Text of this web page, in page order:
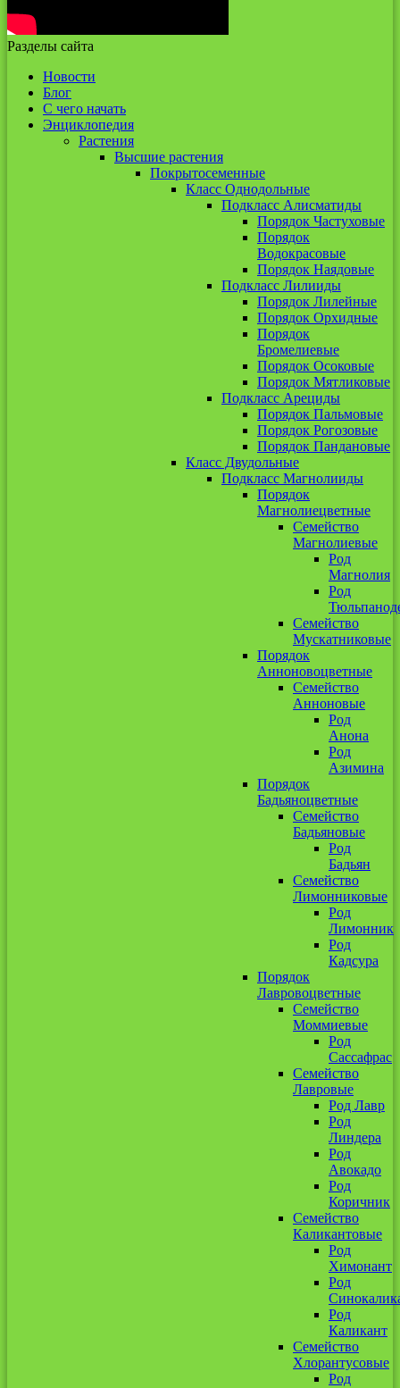
Разделы сайта
Новости
Блог
С чего начать
Энциклопедия
Растения
Высшие растения
Покрытосеменные
Класс Однодольные
Подкласс Алисматиды
Порядок Частуховые
Порядок
Водокрасовые
Порядок Наядовые
Подкласс Лилииды
Порядок Лилейные
Порядок Орхидные
Порядок
Бромелиевые
Порядок Осоковые
Порядок Мятликовые
Подкласс Арециды
Порядок Пальмовые
Порядок Рогозовые
Порядок Пандановые
Класс Двудольные
Подкласс Магнолииды
Порядок
Магнолиецветные
Семейство
Магнолиевые
Род
Магнолия
Род
Семейство
Мускатниковые
Порядок
Анноновоцветные
Семейство
Анноновые
Род
Анона
Род
Азимина
Порядок
Бадьяноцветные
Семейство
Бадьяновые
Род
Бадьян
Семейство
Лимонниковые
Род
Лимонник
Род
Кадсура
Порядок
Лавровоцветные
Семейство
Моммиевые
Род
Сассафрас
Семейство
Лавровые
Род Лавр
Род
Линдера
Род
Авокадо
Род
Коричник
Семейство
Каликантовые
Род
Химонант
Род
Род
Каликант
Семейство
Хлорантусовые
Род